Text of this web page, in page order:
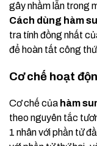
gây nhầm lẫn trong
Cách dùng hàm
tra tính đồng nhất
để hoàn tất công
Cơ chế hoạt
Cơ chế của hàm
theo nguyên tắc
1 nhân với phần tử